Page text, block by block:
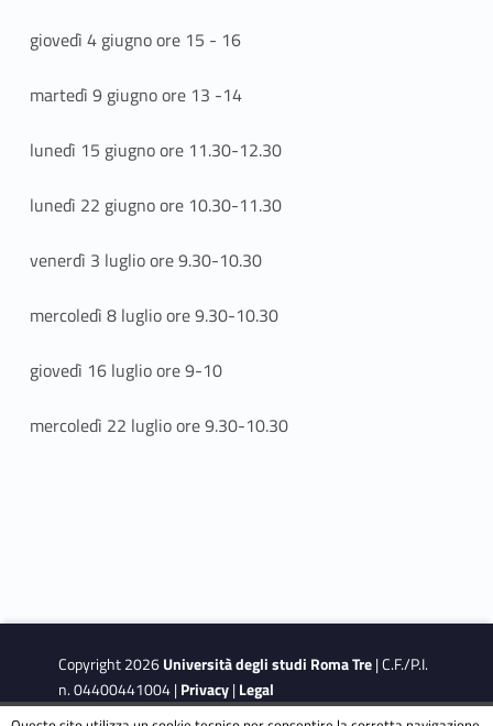
giovedì 4 giugno ore 15 - 16
martedì 9 giugno ore 13 -14
lunedì 15 giugno ore 11.30-12.30
lunedì 22 giugno ore 10.30-11.30
venerdì 3 luglio ore 9.30-10.30
mercoledì 8 luglio ore 9.30-10.30
giovedì 16 luglio ore 9-10
mercoledì 22 luglio ore 9.30-10.30
Copyright 2026Università degli studi Roma Tre| C.F./P.I.
n. 04400441004 |Privacy|Legal
Notes|Accessibility Accessibility Target